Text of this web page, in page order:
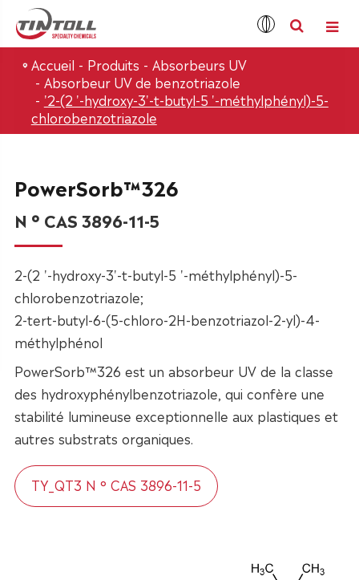
Accueil Produits
Absorbeurs UV
Absorbeur UV de benzotriazole
'2-(2 '-hydroxy-3'-t-butyl-5 '-méthylphényl)-5-
chlorobenzotriazole
PowerSorb™326
N ° CAS 3896-11-5
2-(2 '-hydroxy-3'-t-butyl-5 '-méthylphényl)-5-
chlorobenzotriazole;
2-tert-butyl-6-(5-chloro-2H-benzotriazol-2-yl)-4-
méthylphénol
PowerSorb™326 est un absorbeur UV de la classe
des hydroxyphénylbenzotriazole, qui confère une
stabilité lumineuse exceptionnelle aux plastiques et
autres substrats organiques.
TY_QT3 N ° CAS 3896-11-5